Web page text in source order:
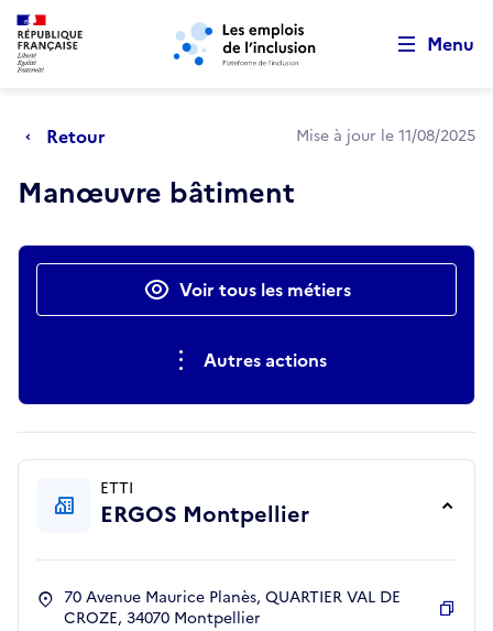
Aller au menu principal Aller au contenu principal
Menu
Retour Mise à jour le 11/08/2025
Manœuvre bâtiment
Actions rapidesVoir tous les métiers
Autres actions
ETTI
ERGOS Montpellier
70 Avenue Maurice Planès, QUARTIER VAL DE
CROZE, 34070 Montpellier
Retour au début de la page
Panneau de gestion des cookies